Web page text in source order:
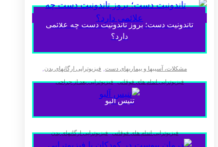
تاندونیت دست؛ بروز تاندونیت دست چه علائمی
دارد؟
مشکلات، آسیبها و بیماریهای دست, فیزیوتراپی ارگانهای بدن,
فیزیوتراپی اندام های فوقانی,فیزیوتراپی بعد از جراحی
تنیس آلبو
فیزیوتراپی اندام های فوقانی,فیزیوتراپی ارگانهای بدن